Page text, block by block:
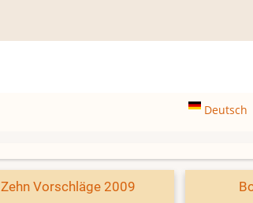
Deutsch
Zehn Vorschläge 2009